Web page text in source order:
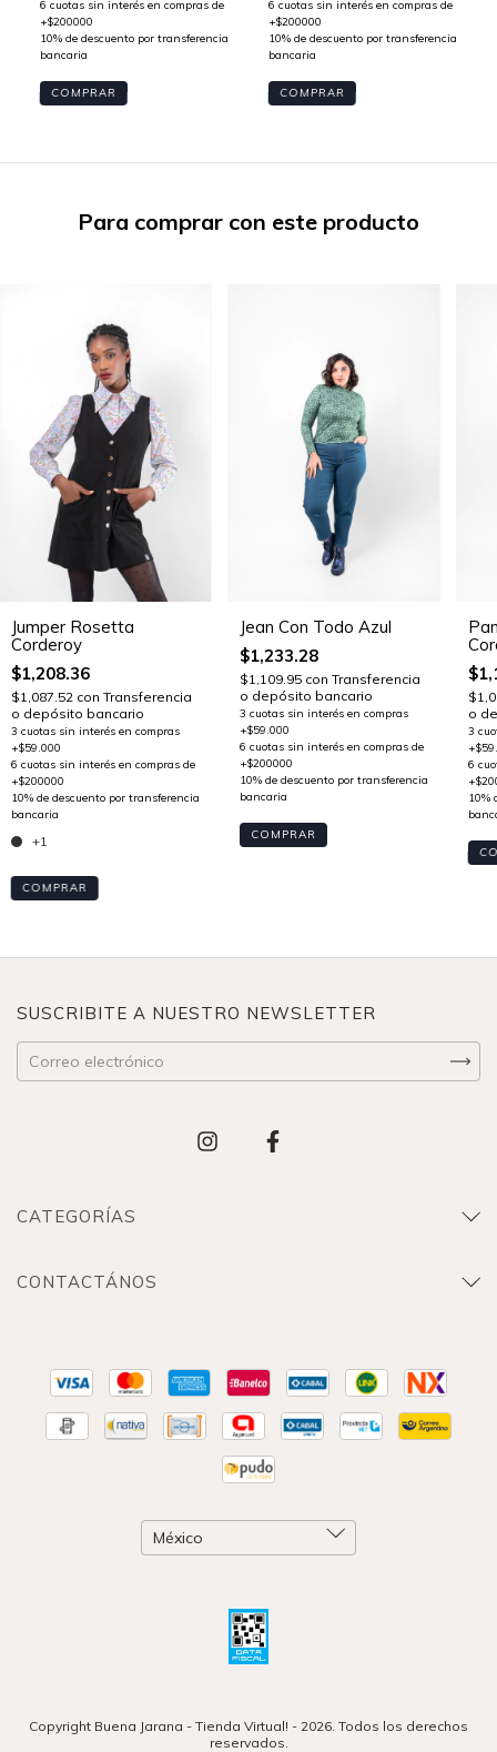
COMPRAR COMPRAR
Para comprar con este producto
Jumper Rosetta
Corderoy
$1,208.36
$1,087.52 con Transferencia
o depósito bancario
+1
COMPRAR
Jean Con Todo Azul
$1,233.28
$1,109.95 con Transferencia
o depósito bancario
COMPRAR
o
SUSCRIBITE A NUESTRO NEWSLETTER
CATEGORÍAS
CONTACTÁNOS
Copyright Buena Jarana - Tienda Virtual! - 2026. Todos los derechos
reservados.